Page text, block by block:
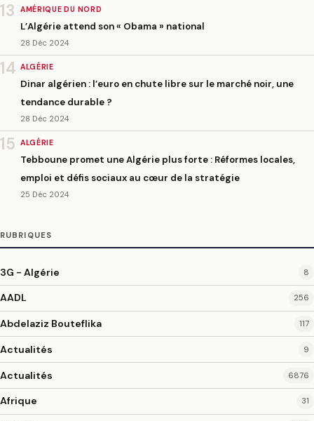
13 AMÉRIQUE DU NORD
L’Algérie attend son « Obama » national
28 Déc 2024
14 ALGÉRIE
Dinar algérien : l’euro en chute libre sur le marché noir, une
tendance durable ?
28 Déc 2024
15 ALGÉRIE
Tebboune promet une Algérie plus forte : Réformes locales,
emploi et défis sociaux au cœur de la stratégie
25 Déc 2024
RUBRIQUES
3G - Algérie 8
AADL 256
Abdelaziz Bouteflika 117
Actualités 9
Actualités 6876
Afrique 31